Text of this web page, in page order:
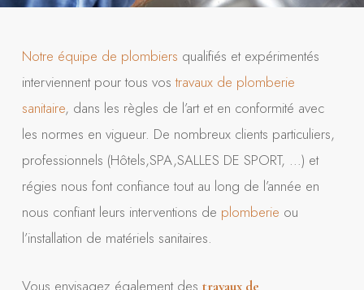
Notre équipe de plombiers qualifiés et expérimentés
interviennent pour tous vostravaux de plomberie
sanitaire, dans les règles de l’art et en conformité avec
les normes en vigueur. De nombreux clients particuliers,
professionnels (Hôtels,SPA,SALLES DE SPORT, …) et
régies nous font confiance tout au long de l’année en
nous confiant leurs interventions de plomberie ou
l’installation de matériels sanitaires.
Vous envisagez également des travaux de